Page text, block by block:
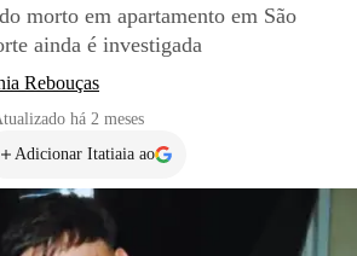
morto em apartamento em São
ainda é investigada
Rebouças
há 2 meses
Adicionar Itatiaia ao